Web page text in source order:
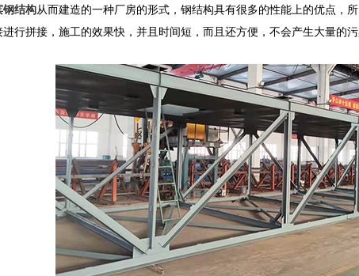
结构从而建造的一种厂房的形式，钢结构具有很多的性能上的优点，
行拼接，施工的效果快，并且时间短，而且还方便，不会产生大量的